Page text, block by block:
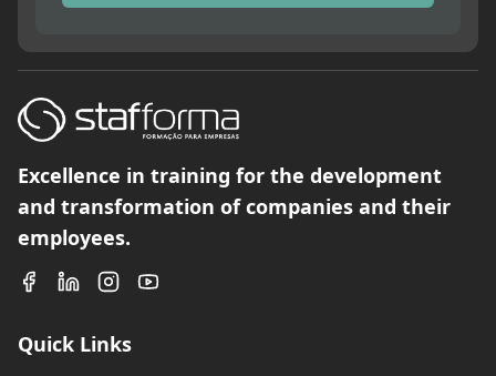
Excellence in training for the development
and transformation of companies and their
employees.
Quick Links